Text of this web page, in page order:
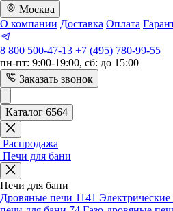
Москва
О компании Доставка Оплата
8 800 500-47-13 +7 (495) 780-99-55
пн-пт: 9:00-19:00, сб: до 15:00
Заказать звонок
Каталог 6564
Распродажа
Печи для бани
Печи для бани
Дровяные печи 1141 Электрические